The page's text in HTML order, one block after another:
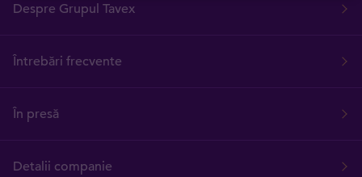
Despre Grupul Tavex
Întrebări frecvente
În presă
Detalii companie